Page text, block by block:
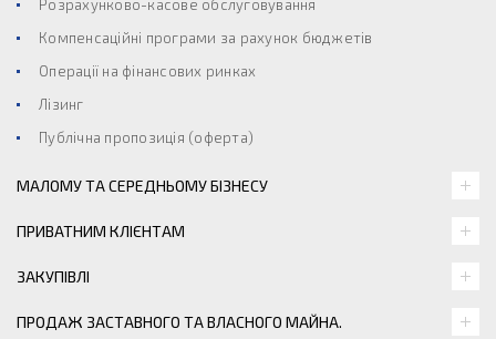
Розрахунково-касове обслуговування
Компенсаційні програми за рахунок бюджетів
Операції на фінансових ринках
Лізинг
Публічна пропозиція (оферта)
МАЛОМУ ТА СЕРЕДНЬОМУ БІЗНЕСУ
ПРИВАТНИМ КЛІЄНТАМ
ЗАКУПІВЛІ
ПРОДАЖ ЗАСТАВНОГО ТА ВЛАСНОГО МАЙНА.